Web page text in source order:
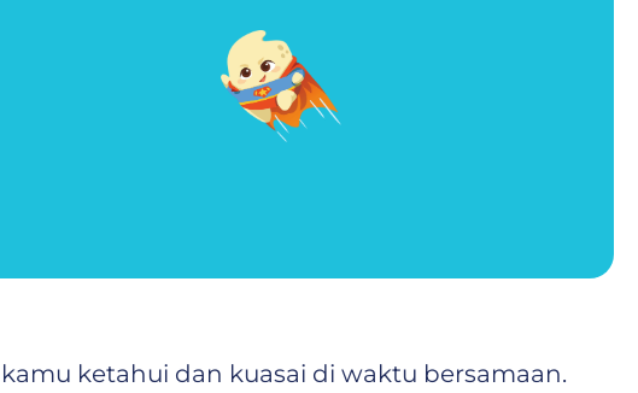
ketahui dan kuasai di waktu bersamaan.